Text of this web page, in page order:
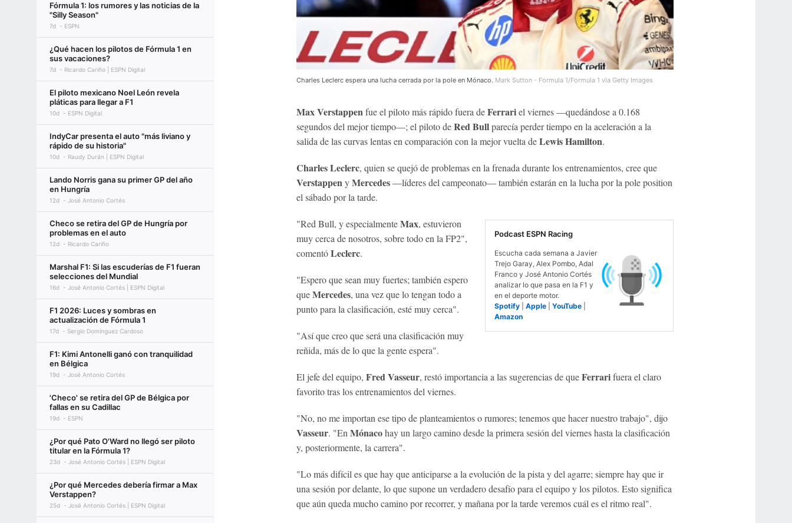
Fórmula 1: los rumores y las noticias de la
"Silly Season"
7d ESPN
¿Qué hacen los pilotos de Fórmula 1 en
sus vacaciones?
7d Ricardo Cariño | ESPN Digital
El piloto mexicano Noel León revela
pláticas para llegar a F1
10d ESPN Digital
IndyCar presenta el auto "más liviano y
rápido de su historia"
10d Raudy Durán | ESPN Digital
Lando Norris gana su primer GP del año
en Hungría
12d José Antonio Cortés
Checo se retira del GP de Hungría por
problemas en el auto
12d Ricardo Cariño
Marshal F1: Si las escuderías de F1 fueran
selecciones del Mundial
16d José Antonio Cortés | ESPN Digital
F1 2026: Luces y sombras en
actualización de Fórmula 1
17d Sergio Domínguez Cardoso
F1: Kimi Antonelli ganó con tranquilidad
en Bélgica
19d José Antonio Cortés
'Checo' se retira del GP de Bélgica por
fallas en su Cadillac
19d ESPN
¿Por qué Pato O'Ward no llegó ser piloto
titular en la Fórmula 1?
23d José Antonio Cortés | ESPN Digital
¿Por qué Mercedes debería firmar a Max
Verstappen?
25d José Antonio Cortés | ESPN Digital
Charles Leclerc espera una lucha cerrada por la pole en Mónaco. Mark Sutton - Formula 1/Formula 1 via Getty Images
Max Verstappenfue el piloto más rápido fuera deFerrariel viernes —quedándose a 0.168
segundos del mejor tiempo—; el piloto deRed Bullparecía perder tiempo en la aceleración a la
salida de las curvas lentas en comparación con la mejor vuelta deLewis Hamilton.
Charles Leclerc, quien se quejó de problemas en la frenada durante los entrenamientos, cree que
VerstappenyMercedes—líderes del campeonato— también estarán en la lucha por la pole position
el sábado por la tarde.
Podcast ESPN Racing
Escucha cada semana a Javier
Trejo Garay, Alex Pombo, Adal
Franco y José Antonio Cortés
analizar lo que pasa en la F1 y
en el deporte motor.
Spotify| Apple| YouTube|
Amazon
"Red Bull, y especialmenteMax, estuvieron
muy cerca de nosotros, sobre todo en la FP2",
comentóLeclerc.
"Espero que sean muy fuertes; también espero
queMercedes, una vez que lo tengan todo a
punto para la clasificación, esté muy cerca".
"Así que creo que será una clasificación muy
reñida, más de lo que la gente espera".
El jefe del equipo, Fred Vasseur, restó importancia a las sugerencias de queFerrarifuera el claro
favorito tras los entrenamientos del viernes.
"No, no me importan ese tipo de planteamientos o rumores; tenemos que hacer nuestro trabajo", dijo
Vasseur. "EnMónacohay un largo camino desde la primera sesión del viernes hasta la clasificación
y, posteriormente, la carrera".
"Lo más difícil es que hay que anticiparse a la evolución de la pista y del agarre; siempre hay que ir
una sesión por delante, lo que supone un verdadero desafío para el equipo y los pilotos. Esto significa
que aún queda mucho camino por recorrer, y mañana por la tarde veremos cuál es el ritmo real".